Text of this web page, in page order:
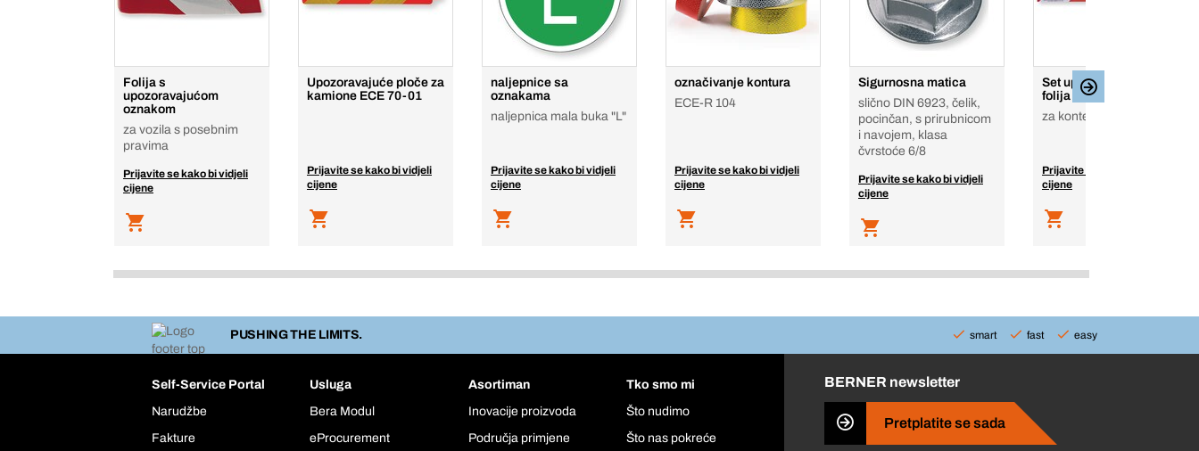
Folija s
upozoravajućom
oznakom
za vozila s posebnim
pravima
Prijavite se kako bi vidjeli
cijene
Upozoravajuće ploče za
kamione ECE 70-01
Prijavite se kako bi vidjeli
cijene
naljepnice sa
oznakama
naljepnica mala buka "L"
Prijavite se kako bi vidjeli
cijene
označivanje kontura
ECE-R 104
Prijavite se kako bi vidjeli
cijene
Sigurnosna matica
slično DIN 6923, čelik,
pocinčan, s prirubnicom
i navojem, klasa
čvrstoće 6/8
Prijavite se kako bi vidjeli
cijene
Set upozoravajućih
folija
za kontejnere
Prijavite se kako bi vidjeli
cijene
PUSHING THE LIMITS. smart fast easy
Self-Service Portal
Narudžbe
Fakture
Usluga
Bera Modul
eProcurement
Asortiman
Inovacije proizvoda
Područja primjene
Tko smo mi
Što nudimo
Što nas pokreće
BERNER newsletter
Pretplatite se sada